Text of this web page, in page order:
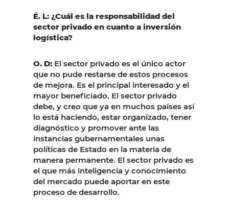
É. L: ¿Cuál es la responsabilidad del
sector privado en cuanto a inversión
logística?
O. D: El sector privado es el único actor
que no pude restarse de estos procesos
de mejora. Es el principal interesado y el
mayor beneficiado. El sector privado
debe, y creo que ya en muchos países así
lo está haciendo, estar organizado, tener
diagnóstico y promover ante las
instancias gubernamentales unas
políticas de Estado en la materia de
manera permanente. El sector privado es
el que más inteligencia y conocimiento
del mercado puede aportar en este
proceso de desarrollo.